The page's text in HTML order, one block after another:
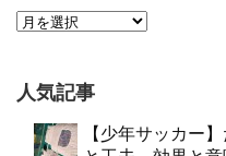
人気記事
【少年サッカー